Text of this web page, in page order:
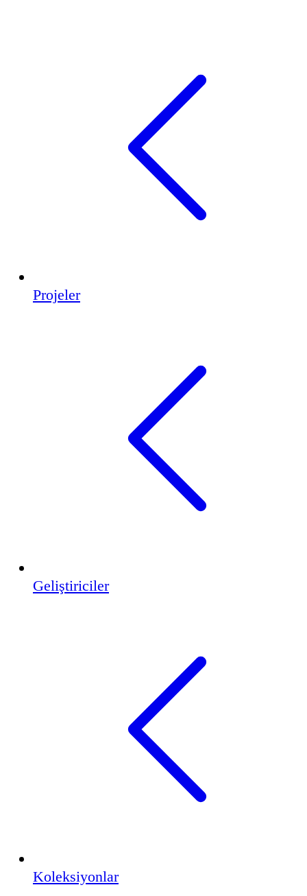
Projeler
Geliştiriciler
Koleksiyonlar